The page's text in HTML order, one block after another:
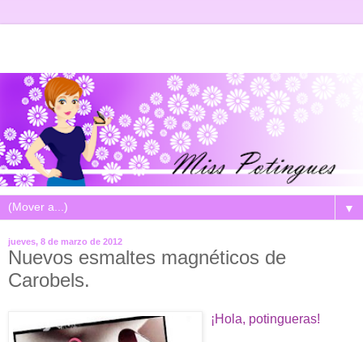
▼
jueves, 8 de marzo de 2012
Nuevos esmaltes magnéticos de
Carobels.
¡Hola, potingueras!